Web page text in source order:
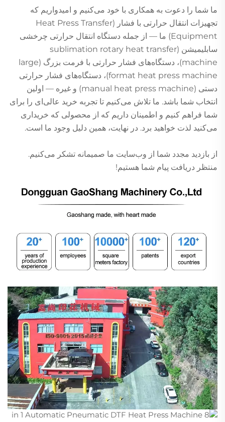
ما شما را دعوت به همکاری با خود می‌کنیم و امیدواریم که
تجهیزات انتقال حرارتی با فشار (Heat Press Transfer
Equipment) ما — از جمله دستگاه انتقال حرارتی چرخشی
سابلیمیشن (sublimation rotary heat transfer
machine)، دستگاه‌های فشار حرارتی با فرمت بزرگ (large
format heat press machine)، دستگاه‌های فشار حرارتی
دستی (manual heat press machine) و غیره — اولین
انتخاب شما باشد. ما تلاش می‌کنیم تا تجربه خرید عالی‌ای را برای
شما فراهم کنیم و اطمینان داریم که از محصولی که خریداری
می‌کنید لذت خواهید برد. در نهایت، همین دلیل وجود ما است.
از بازدید مجدد شما از وب‌سایت ما صمیمانه تشکر می‌کنیم.
منتظر دریافت پیام شما هستیم!